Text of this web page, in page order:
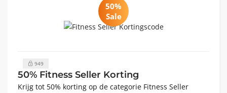
50%
Sale
949
50% Fitness Seller Korting
Krijg tot 50% korting op de categorie Fitness Seller